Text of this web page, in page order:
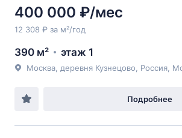
400 000 ₽/мес
12 308 ₽ за м²/год
390 м² этаж 1
Подробнее